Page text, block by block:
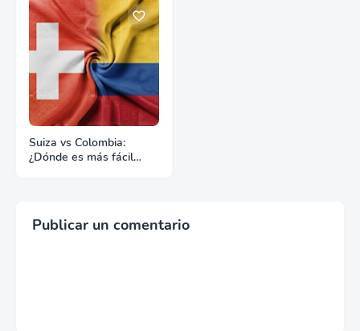
Suiza vs Colombia:
¿Dónde es más fácil
Publicar un comentario